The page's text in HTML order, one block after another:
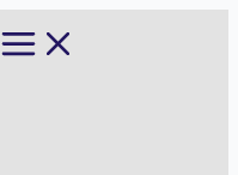
Main
Menu